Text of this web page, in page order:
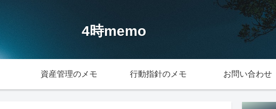
4時memo
資産管理のメモ 行動指針のメモ お問い合わせ